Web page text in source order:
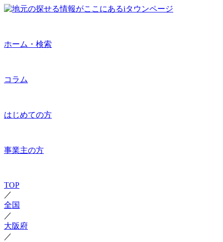
ホーム・検索
コラム
はじめての方
事業主の方
TOP
／
全国
／
大阪府
／